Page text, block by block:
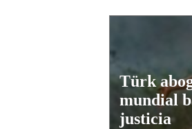
Türk
mundial
justicia